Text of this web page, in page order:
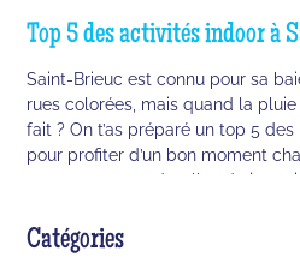
Top 5 des activités indoor à
Saint-Brieuc est connu pour sa
rues colorées, mais quand la pluie
fait ? On t’as préparé un top 5
pour profiter d’un bon moment
programme, nerd, salles de jeux
Catégories